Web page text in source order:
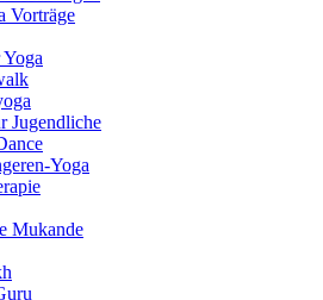
Vorträge
Jugendliche
Yoga
Mukande